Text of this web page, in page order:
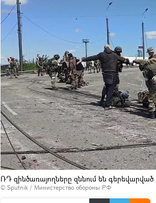
ՌԴ զինծառայողները զննում են
© Sputnik / Министерство обороны РФ